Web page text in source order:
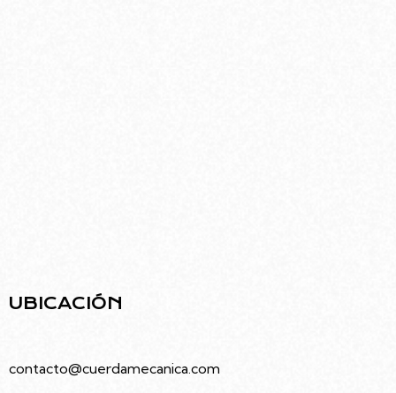
UBICACIÓN
contacto@cuerdamecanica.com